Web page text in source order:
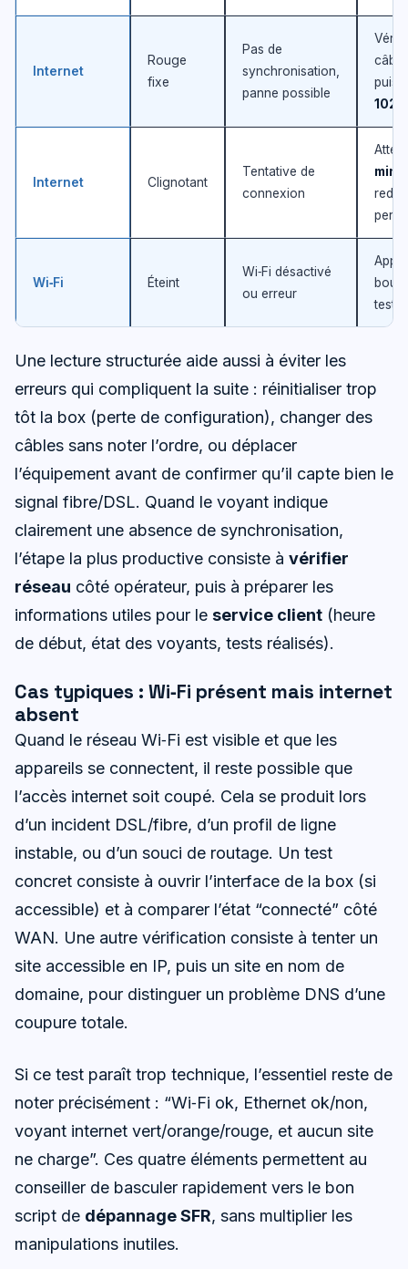
Internet
Rouge
fixe
Pas de
synchronisation,
panne possible
puis
1023
Internet Clignotant
Tentative de
connexion
Wi‑Fi Éteint
Wi‑Fi désactivé
ou erreur
Une lecture structurée aide aussi à éviter les
erreurs qui compliquent la suite : réinitialiser trop
tôt la box (perte de configuration), changer des
câbles sans noter l’ordre, ou déplacer
l’équipement avant de confirmer qu’il capte bien le
signal fibre/DSL. Quand le voyant indique
clairement une absence de synchronisation,
l’étape la plus productive consiste à vérifier
réseau côté opérateur, puis à préparer les
informations utiles pour le service client (heure
de début, état des voyants, tests réalisés).
Cas typiques : Wi‑Fi présent mais internet
absent
Quand le réseau Wi‑Fi est visible et que les
appareils se connectent, il reste possible que
l’accès internet soit coupé. Cela se produit lors
d’un incident DSL/fibre, d’un profil de ligne
instable, ou d’un souci de routage. Un test
concret consiste à ouvrir l’interface de la box (si
accessible) et à comparer l’état “connecté” côté
WAN. Une autre vérification consiste à tenter un
site accessible en IP, puis un site en nom de
domaine, pour distinguer un problème DNS d’une
coupure totale.
Si ce test paraît trop technique, l’essentiel reste de
noter précisément : “Wi‑Fi ok, Ethernet ok/non,
voyant internet vert/orange/rouge, et aucun site
ne charge”. Ces quatre éléments permettent au
conseiller de basculer rapidement vers le bon
script de dépannage SFR, sans multiplier les
manipulations inutiles.